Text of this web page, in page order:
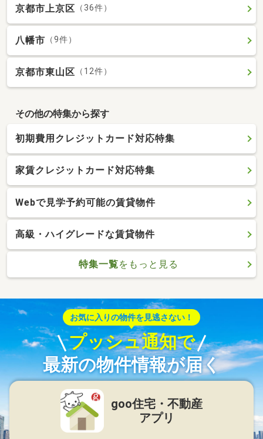
京都市上京区 （36件）
八幡市 （9件）
京都市東山区 （12件）
その他の特集から探す
初期費用クレジットカード対応特集
家賃クレジットカード対応特集
Webで見学予約可能の賃貸物件
高級・ハイグレードな賃貸物件
特集一覧をもっと見る
お気に入りの物件を見逃さない！
プッシュ通知で
最新の物件情報が届く
goo住宅・不動産
アプリ